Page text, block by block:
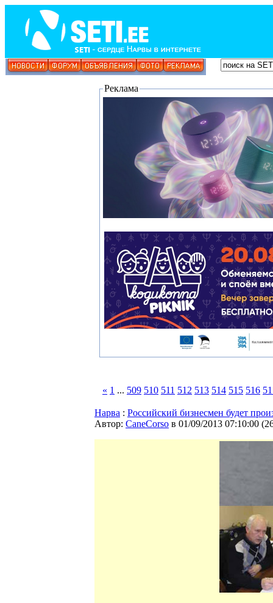
Реклама
« 1 ... 509 510 511 512 513 514 515 516
Нарва : Российский бизнесмен будет
Автор: CaneCorso в 01/09/2013 07:10:00 (